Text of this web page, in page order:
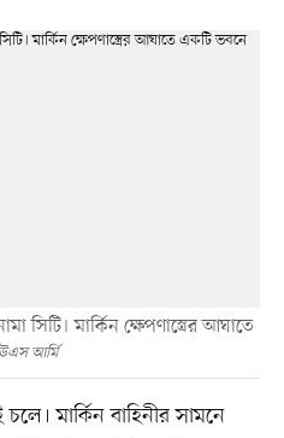
সিটি। মার্কিন ক্ষেপণাস্ত্রের আঘাতে
আর্মি
মার্কিন বাহিনীর সামনে